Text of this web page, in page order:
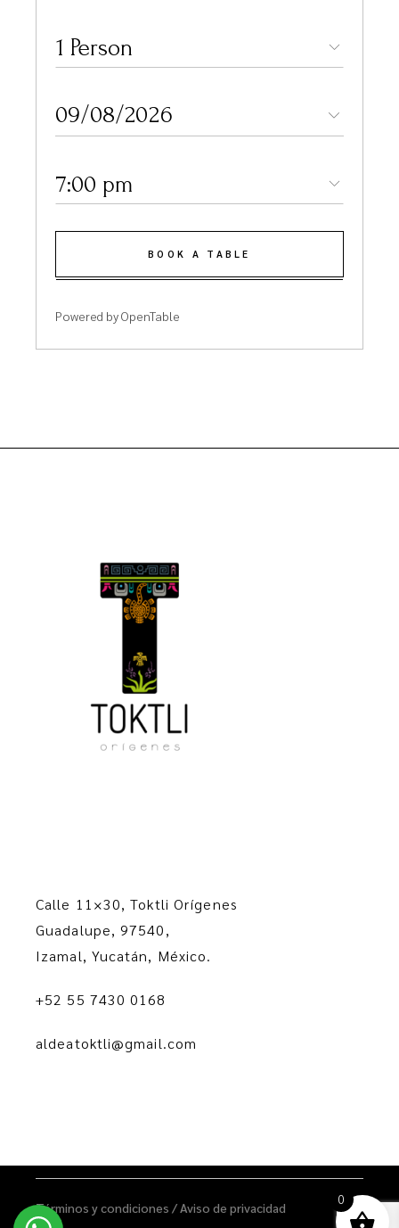
1 Person
7:00 pm
BOOK A TABLE
Powered by OpenTable
Calle 11×30, Toktli Orígenes
Guadalupe, 97540,
Izamal, Yucatán, México.
+52 55 7430 0168
aldeatoktli@gmail.com
Términos y condiciones / Aviso de privacidad
0